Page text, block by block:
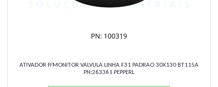
ATIVADOR P/MONITOR VALVULA LINHA F31 PADRAO 30X130 BT115A
PN:263361 PEPPERL